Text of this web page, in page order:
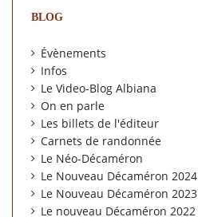
BLOG
Évènements
Infos
Le Video-Blog Albiana
On en parle
Les billets de l'éditeur
Carnets de randonnée
Le Néo-Décaméron
Le Nouveau Décaméron 2024
Le Nouveau Décaméron 2023
Le nouveau Décaméron 2022